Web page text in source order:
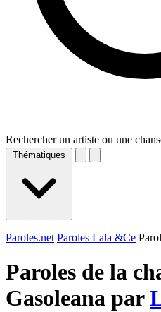
Rechercher un artiste ou une
Thématiques
Paroles.net Paroles Lala &Ce
Paroles de la
Gasoleana par